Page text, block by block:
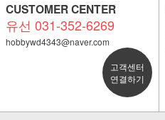
CUSTOMER CENTER
유선 031-352-6269
hobbywd4343@naver.com
고객센터
연결하기